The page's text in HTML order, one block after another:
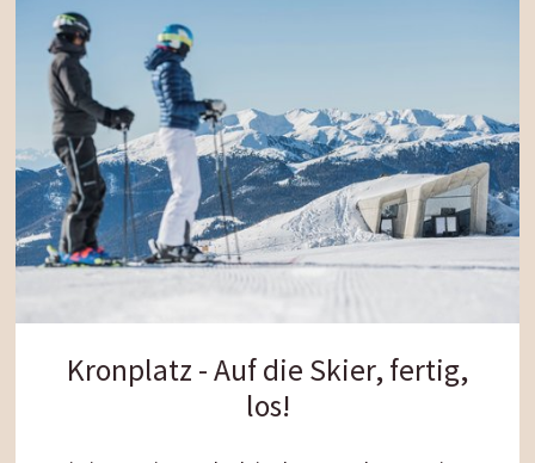
Kronplatz - Auf die Skier, fertig,
los!